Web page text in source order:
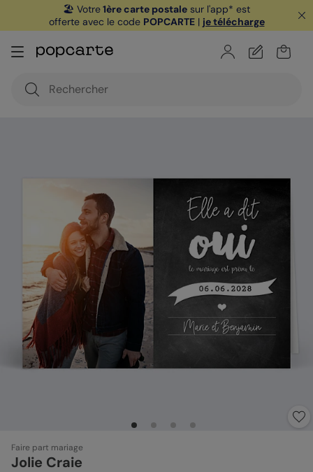
🏖️ Votre1ère carte postale sur l'app* est
offerte avec le code POPCARTE| je télécharge
Faire part mariage
Jolie Craie